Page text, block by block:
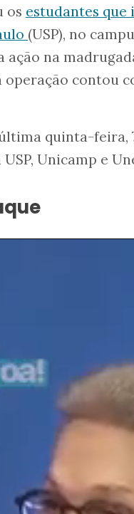
os estudantes
(USP), no
ação na
operação contou
quinta-
Unicamp e